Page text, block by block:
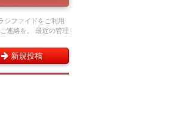
シファイドをご利用
連絡を。 最近の管理
新規投稿